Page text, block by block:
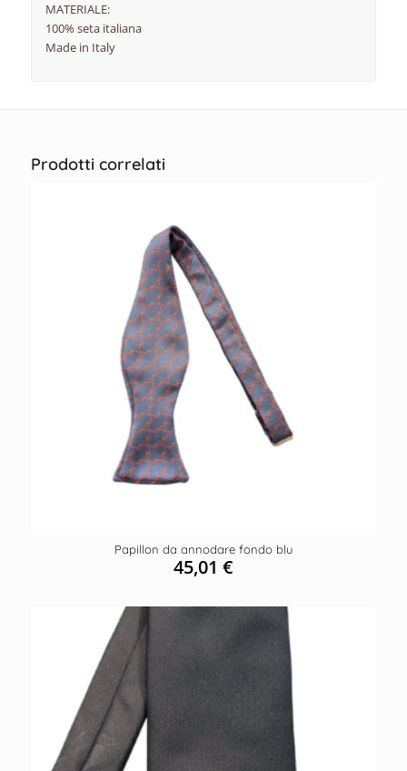
MATERIALE:
100% seta italiana
Made in Italy
Prodotti correlati
Papillon da annodare fondo blu
45,01€